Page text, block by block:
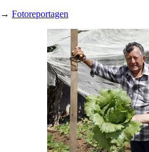
→ Fotoreportagen